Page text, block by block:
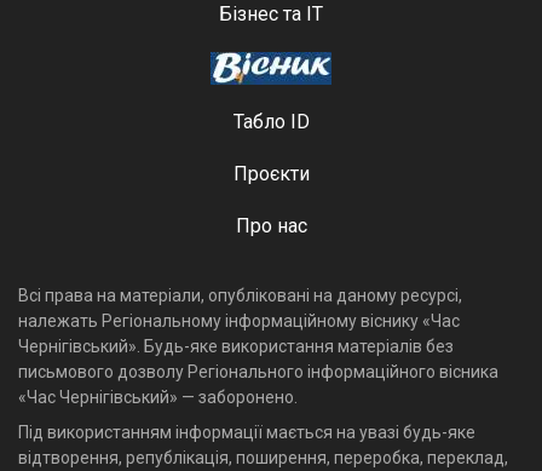
Бізнес та ІТ
Табло ID
Проєкти
Про нас
Всі права на матеріали, опубліковані на даному ресурсі,
належать Регіональному інформаційному віснику «Час
Чернігівський». Будь-яке використання матеріалів без
письмового дозволу Регіонального інформаційного вісника
«Час Чернігівський» — заборонено.
Під використанням інформації мається на увазі будь-яке
відтворення, републікація, поширення, переробка, переклад,